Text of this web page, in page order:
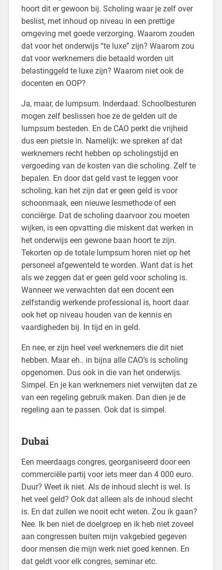
hoort dit er gewoon bij. Scholing waar je zelf over
beslist, met inhoud op niveau in een prettige
omgeving met goede verzorging. Waarom zouden
dat voor het onderwijs “te luxe” zijn? Waarom zou
dat voor werknemers die betaald worden uit
belastinggeld te luxe zijn? Waarom niet ook de
docenten en OOP?
Ja, maar, de lumpsum. Inderdaad. Schoolbesturen
mogen zelf beslissen hoe ze de gelden uit de
lumpsum besteden. En de CAO perkt die vrijheid
dus een pietsie in. Namelijk: we spreken af dat
werknemers recht hebben op scholingstijd en
vergoeding van de kosten van die scholing. Zelf te
bepalen. En door dat geld vast te leggen voor
scholing, kan het zijn dat er geen geld is voor
schoonmaak, een nieuwe lesmethode of een
conciërge. Dat de scholing daarvoor zou moeten
wijken, is een opvatting die miskent dat werken in
het onderwijs een gewone baan hoort te zijn.
Tekorten op de totale lumpsum horen niet op het
personeel afgewenteld te worden. Want dat is het
als we zeggen dat er geen geld voor scholing is.
Wanneer we verwachten dat een docent een
zelfstandig werkende professional is, hoort daar
ook het op niveau houden van de kennis en
vaardigheden bij. In tijd en in geld.
En nee, er zijn heel veel werknemers die dit niet
hebben. Maar eh.. in bijna alle CAO’s is scholing
opgenomen. Dus ook in die van het onderwijs.
Simpel. En je kan werknemers niet verwijten dat ze
van een regeling gebruik maken. Dan dien je de
regeling aan te passen. Ook dat is simpel.
Dubai
Een meerdaags congres, georganiseerd door een
commerciële partij voor iets meer dan 4 000 euro.
Duur? Weet ik niet. Als de inhoud slecht is wel. Is
het veel geld? Ook dat alleen als de inhoud slecht
is. En dat zullen we nooit echt weten. Zou ik gaan?
Nee. Ik ben niet de doelgroep en ik heb niet zoveel
aan congressen buiten mijn vakgebied gegeven
door mensen die mijn werk niet goed kennen. En
dat geldt voor elk congres, seminar etc.